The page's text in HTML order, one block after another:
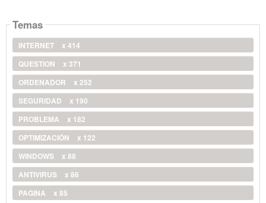
Temas
INTERNET
x 414
QUESTION
x 371
ORDENADOR
x 252
SEGURIDAD
x 190
PROBLEMA
x 182
OPTIMIZACIÓN
x 122
WINDOWS
x 88
ANTIVIRUS
x 86
PAGINA
x 85